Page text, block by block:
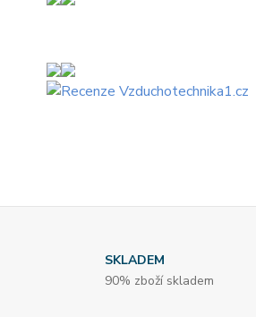
SKLADEM
90% zboží skladem